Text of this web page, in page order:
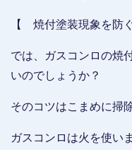
【 焼付塗装現象を防
では、ガスコンロの焼
いのでしょうか？
そのコツはこまめに掃
ガスコンロは火を使い